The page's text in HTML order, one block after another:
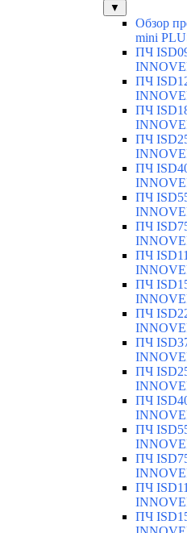
▼
Обзор
mini
ПЧ
ПЧ
ПЧ
ПЧ
ПЧ
ПЧ
ПЧ
ПЧ
ПЧ
ПЧ
ПЧ
ПЧ
ПЧ
ПЧ
ПЧ
ПЧ
ПЧ